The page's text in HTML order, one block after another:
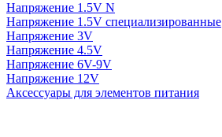
Напряжение 1.5V N
Напряжение 1.5V специализированные
Напряжение 3V
Напряжение 4.5V
Напряжение 6V-9V
Напряжение 12V
Аксессуары для элементов питания